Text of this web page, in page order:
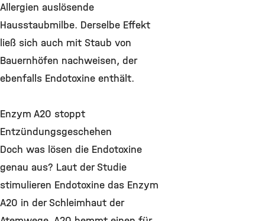
Allergien auslösende
Hausstaubmilbe. Derselbe Effekt
ließ sich auch mit Staub von
Bauernhöfen nachweisen, der
ebenfalls Endotoxine enthält.
Enzym A20 stoppt
Entzündungsgeschehen
Doch was lösen die Endotoxine
genau aus? Laut der Studie
stimulieren Endotoxine das Enzym
A20 in der Schleimhaut der